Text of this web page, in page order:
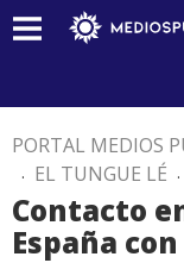
PORTAL MEDIOS
. EL TUNGUE LÉ .
Contacto
España